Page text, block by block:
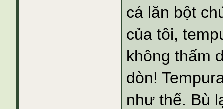
cá lăn bột
của tôi,
không thấm
dòn!
như thế. Bù